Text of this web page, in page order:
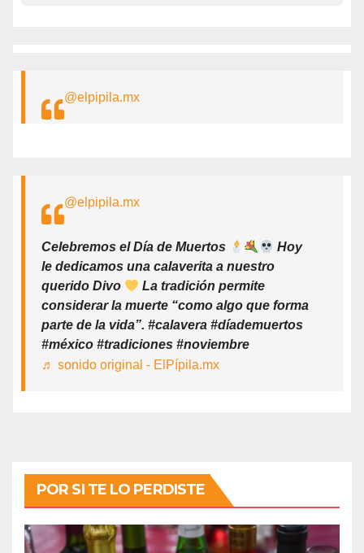
@elpipila.mx
@elpipila.mx
Celebremos el Día de Muertos
Hoy
le dedicamos una calaverita a nuestro
querido Divo
La tradición permite
considerar la muerte “como algo que forma
parte de la vida”. #calavera #díademuertos
#méxico #tradiciones #noviembre
♬ sonido original - ElPípila.mx
POR SI TE LO PERDISTE